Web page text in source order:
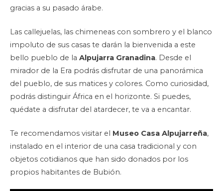
gracias a su pasado árabe.
Las callejuelas, las chimeneas con sombrero y el blanco
impoluto de sus casas te darán la bienvenida a este
bello pueblo de la Alpujarra Granadina. Desde el
mirador de la Era podrás disfrutar de una panorámica
del pueblo, de sus matices y colores. Como curiosidad,
podrás distinguir África en el horizonte. Si puedes,
quédate a disfrutar del atardecer, te va a encantar.
Te recomendamos visitar el Museo Casa Alpujarreña,
instalado en el interior de una casa tradicional y con
objetos cotidianos que han sido donados por los
propios habitantes de Bubión.